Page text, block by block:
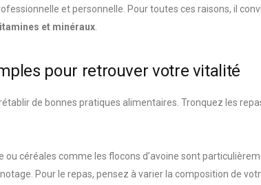
et personnelle. Pour toutes ces raisons, il
et minéraux
pour retrouver votre vitalité
de bonnes pratiques alimentaires. Tronquez les
ou céréales comme les flocons d’avoine sont
Pour le repas, pensez à varier la composition de